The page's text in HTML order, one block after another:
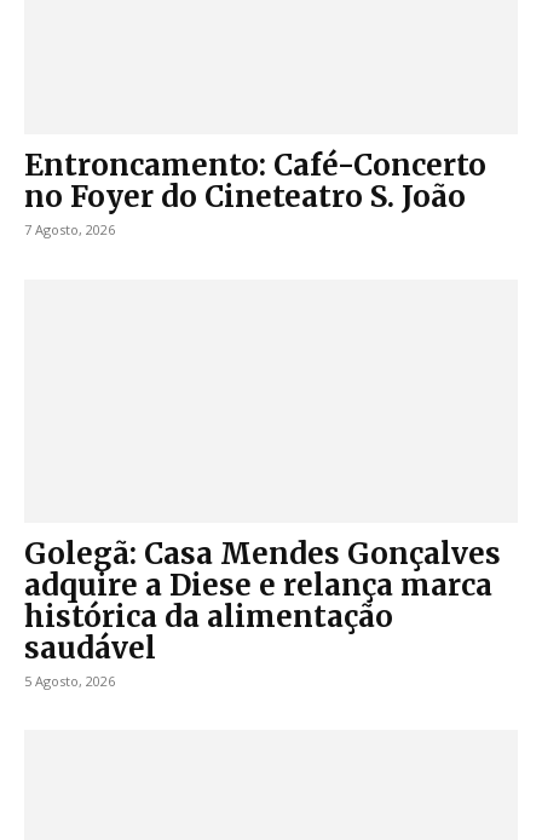
Entroncamento: Café-Concerto
no Foyer do Cineteatro S. João
7 Agosto, 2026
Golegã: Casa Mendes Gonçalves
adquire a Diese e relança marca
histórica da alimentação
saudável
5 Agosto, 2026